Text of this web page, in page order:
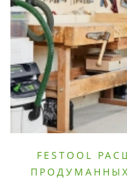
FESTOOL